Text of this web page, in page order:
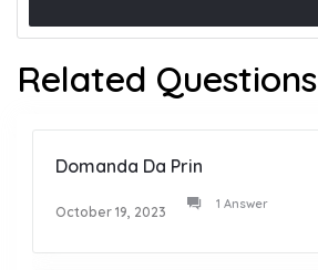
Related Questions
Domanda Da Prin
October 19, 2023 1 Answer